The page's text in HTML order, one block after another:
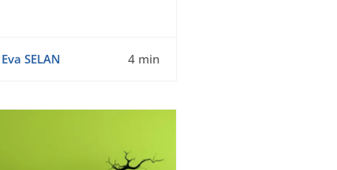
Eva SELAN 4 min